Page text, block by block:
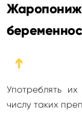
➔
Употреблять
числу таких